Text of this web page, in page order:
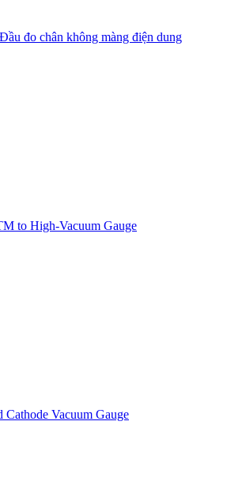
đo chân không màng điện dung
to High-Vacuum Gauge
Vacuum Gauge